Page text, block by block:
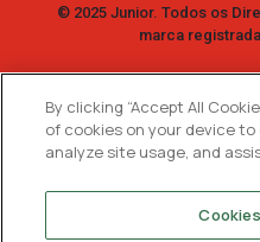
© 2025 Junior. Todos os
marca
Fale
WhatsApp:
By clicking “Accept All
of cookies on your device
analyze site usage, and